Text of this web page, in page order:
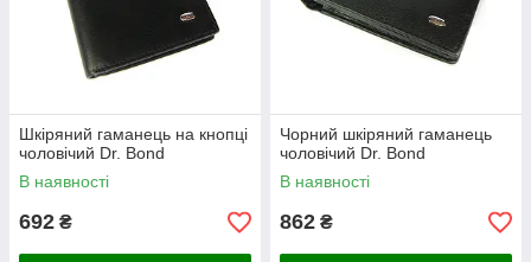
Шкіряний гаманець на кнопці
чоловічий Dr. Bond
В наявності
692 ₴
Чорний шкіряний гаманець
чоловічий Dr. Bond
В наявності
862 ₴